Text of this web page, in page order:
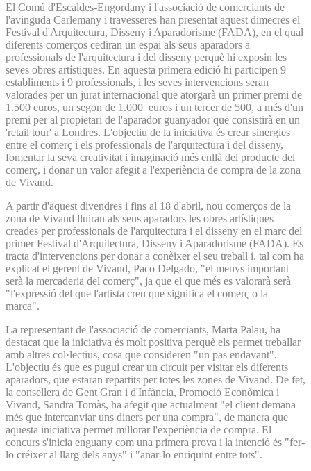
El Comú d'Escaldes-Engordany i l'associació de comerciants de
l'avinguda Carlemany i travesseres han presentat aquest dimecres el
Festival d'Arquitectura, Disseny i Aparadorisme (FADA), en el qual
diferents comerços cediran un espai als seus aparadors a
professionals de l'arquitectura i del disseny perquè hi exposin les
seves obres artístiques. En aquesta primera edició hi participen 9
establiments i 9 professionals, i les seves intervencions seran
valorades per un jurat internacional que atorgarà un primer premi de
1.500 euros, un segon de 1.000 euros i un tercer de 500, a més d'un
premi per al propietari de l'aparador guanyador que consistirà en un
'retail tour' a Londres. L'objectiu de la iniciativa és crear sinergies
entre el comerç i els professionals de l'arquitectura i del disseny,
fomentar la seva creativitat i imaginació més enllà del producte del
comerç, i donar un valor afegit a l'experiència de compra de la zona
de Vivand.
A partir d'aquest divendres i fins al 18 d'abril, nou comerços de la
zona de Vivand lluiran als seus aparadors les obres artístiques
creades per professionals de l'arquitectura i el disseny en el marc del
primer Festival d'Arquitectura, Disseny i Aparadorisme (FADA). Es
tracta d'intervencions per donar a conèixer el seu treball i, tal com ha
explicat el gerent de Vivand, Paco Delgado, "el menys important
serà la mercaderia del comerç", ja que el que més es valorarà serà
"l'expressió del que l'artista creu que significa el comerç o la
marca".
La representant de l'associació de comerciants, Marta Palau, ha
destacat que la iniciativa és molt positiva perquè els permet treballar
amb altres col·lectius, cosa que consideren "un pas endavant".
L'objectiu és que es pugui crear un circuit per visitar els diferents
aparadors, que estaran repartits per totes les zones de Vivand. De fet,
la consellera de Gent Gran i d'Infància, Promoció Econòmica i
Vivand, Sandra Tomàs, ha afegit que actualment "el client demana
més que intercanviar uns diners per una compra", de manera que
aquesta iniciativa permet millorar l'experiència de compra. El
concurs s'inicia enguany com una primera prova i la intenció és "fer-
lo créixer al llarg dels anys" i "anar-lo enriquint entre tots".